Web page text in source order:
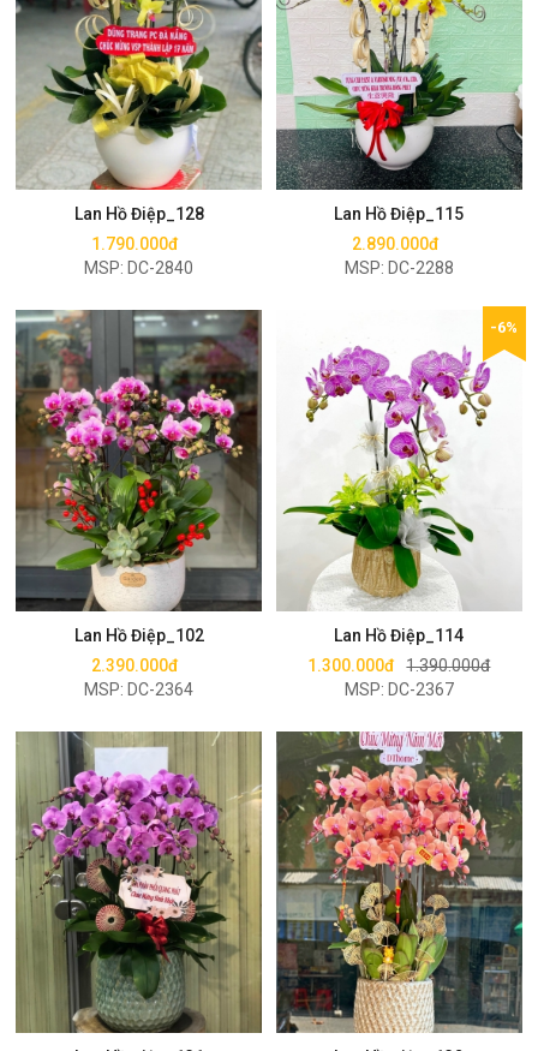
Lan Hồ Điệp_128
1.790.000đ
MSP: DC-2840
Mua ngay
Lan Hồ Điệp_115
2.890.000đ
MSP: DC-2288
Mua ngay
Lan Hồ Điệp_102
2.390.000đ
MSP: DC-2364
Mua ngay
Lan Hồ Điệp_114
1.300.000đ 1.390.000đ
MSP: DC-2367
-6%
Mua ngay
Mua ngay Mua ngay